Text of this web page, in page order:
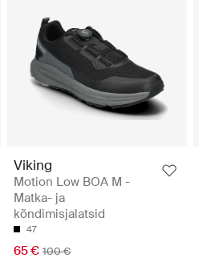
Viking
Motion Low BOA M -
Matka- ja
kõndimisjalatsid
47
65 € 100 €